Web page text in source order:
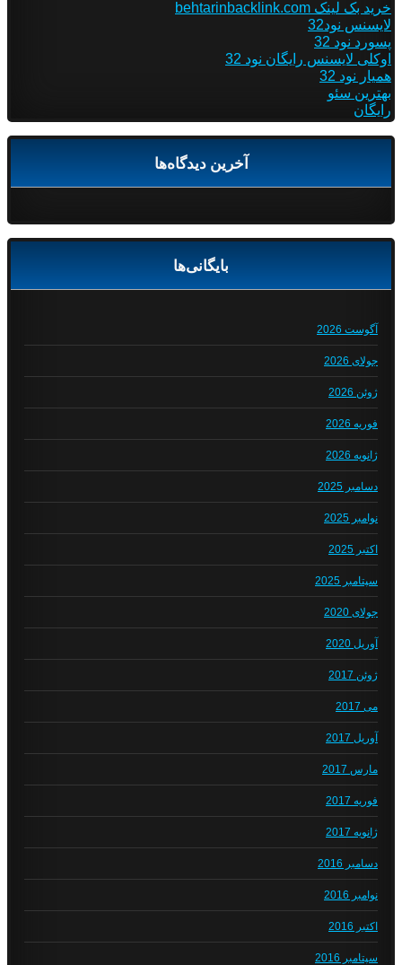
خرید بک لینک behtarinbacklink.com
لایسنس نود32
پسورد نود 32
اوکلی لایسنس رایگان نود 32
همیار نود 32
بهترین سئو
رایگان
آخرین دیدگاه‌ها
بایگانی‌ها
آگوست 2026
جولای 2026
ژوئن 2026
فوریه 2026
ژانویه 2026
دسامبر 2025
نوامبر 2025
اکتبر 2025
سپتامبر 2025
جولای 2020
آوریل 2020
ژوئن 2017
می 2017
آوریل 2017
مارس 2017
فوریه 2017
ژانویه 2017
دسامبر 2016
نوامبر 2016
اکتبر 2016
سپتامبر 2016